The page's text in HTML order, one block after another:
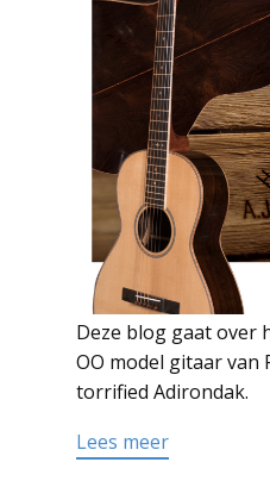
Deze blog gaat over
OO model gitaar van
torrified Adirondak.
Lees meer